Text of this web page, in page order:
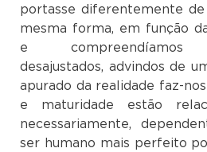
portasse diferentemente
mesma forma, em função
e compreendíamos
desajustados, advindos de
apurado da realidade faz-
e maturidade estão
necessariamente,
ser humano mais perfeito